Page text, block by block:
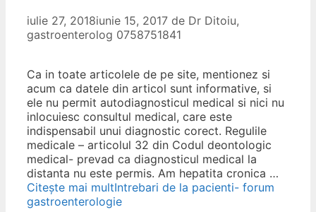
iulie 27, 2018iunie 15, 2017 de Dr Ditoiu,
gastroenterolog 0758751841
Ca in toate articolele de pe site, mentionez si
acum ca datele din articol sunt informative, si
ele nu permit autodiagnosticul medical si nici nu
inlocuiesc consultul medical, care este
indispensabil unui diagnostic corect. Regulile
medicale – articolul 32 din Codul deontologic
medical- prevad ca diagnosticul medical la
distanta nu este permis. Am hepatita cronica …
Citește mai multIntrebari de la pacienti- forum
gastroenterologie